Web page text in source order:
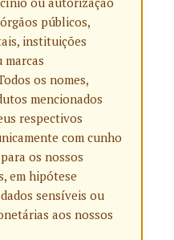
públicos,
instituições
marcas
os nomes,
mencionados
respectivos
com cunho
os nossos
em hipótese
sensíveis ou
aos nossos